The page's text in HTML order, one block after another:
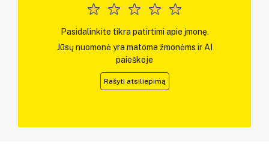
Pasidalinkite tikra patirtimi apie įmonę.
Jūsų nuomonė yra matoma žmonėms ir AI
paieškoje
Rašyti atsiliepimą